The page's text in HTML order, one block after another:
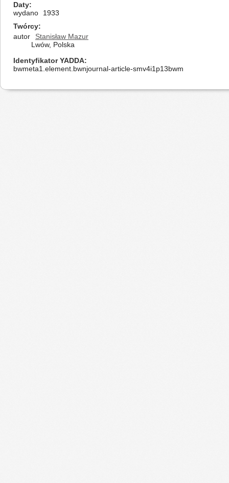
Daty
wydano
1933
Twórcy
autor
Stanisław Mazur
Lwów, Polska
Identyfikator YADDA
bwmeta1.element.bwnjournal-article-smv4i1p13bwm